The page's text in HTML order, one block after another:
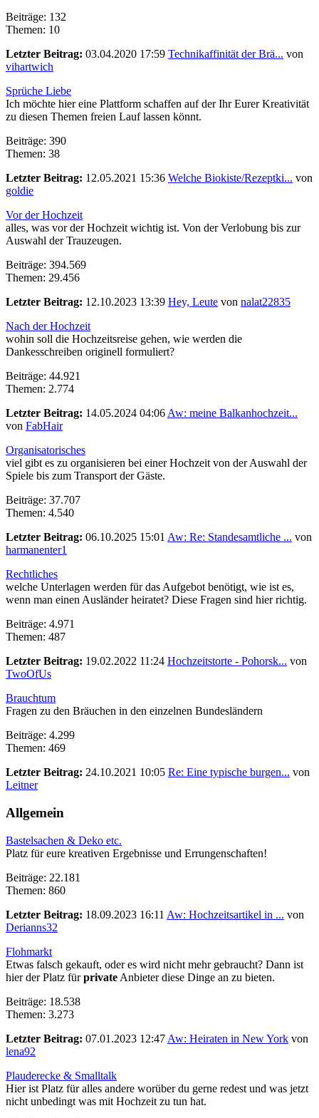
Beiträge: 132
Themen: 10
Letzter Beitrag: 03.04.2020 17:59 Technikaffinität der Brä... von
vihartwich
Sprüche Liebe
Ich möchte hier eine Plattform schaffen auf der Ihr Eurer Kreativität
zu diesen Themen freien Lauf lassen könnt.
Beiträge: 390
Themen: 38
Letzter Beitrag: 12.05.2021 15:36 Welche Biokiste/Rezeptki... von
goldie
Vor der Hochzeit
alles, was vor der Hochzeit wichtig ist. Von der Verlobung bis zur
Auswahl der Trauzeugen.
Beiträge: 394.569
Themen: 29.456
Letzter Beitrag: 12.10.2023 13:39 Hey, Leute von nalat22835
Nach der Hochzeit
wohin soll die Hochzeitsreise gehen, wie werden die
Dankesschreiben originell formuliert?
Beiträge: 44.921
Themen: 2.774
Letzter Beitrag: 14.05.2024 04:06 Aw: meine Balkanhochzeit...
von FabHair
Organisatorisches
viel gibt es zu organisieren bei einer Hochzeit von der Auswahl der
Spiele bis zum Transport der Gäste.
Beiträge: 37.707
Themen: 4.540
Letzter Beitrag: 06.10.2025 15:01 Aw: Re: Standesamtliche ... von
harmanenter1
Rechtliches
welche Unterlagen werden für das Aufgebot benötigt, wie ist es,
wenn man einen Ausländer heiratet? Diese Fragen sind hier richtig.
Beiträge: 4.971
Themen: 487
Letzter Beitrag: 19.02.2022 11:24 Hochzeitstorte - Pohorsk... von
TwoOfUs
Brauchtum
Fragen zu den Bräuchen in den einzelnen Bundesländern
Beiträge: 4.299
Themen: 469
Letzter Beitrag: 24.10.2021 10:05 Re: Eine typische burgen... von
Leitner
Allgemein
Bastelsachen & Deko etc.
Platz für eure kreativen Ergebnisse und Errungenschaften!
Beiträge: 22.181
Themen: 860
Letzter Beitrag: 18.09.2023 16:11 Aw: Hochzeitsartikel in ... von
Derianns32
Flohmarkt
Etwas falsch gekauft, oder es wird nicht mehr gebraucht? Dann ist
hier der Platz fürprivate Anbieter diese Dinge an zu bieten.
Beiträge: 18.538
Themen: 3.273
Letzter Beitrag: 07.01.2023 12:47 Aw: Heiraten in New York von
lena92
Plauderecke & Smalltalk
Hier ist Platz für alles andere worüber du gerne redest und was jetzt
nicht unbedingt was mit Hochzeit zu tun hat.